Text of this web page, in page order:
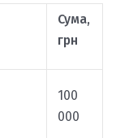
Сума,
грн
100
000